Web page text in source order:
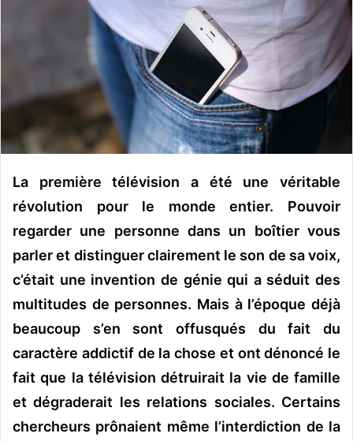
e
c
o
u
La première télévision a été une véritable
révolution pour le monde entier. Pouvoir
regarder une personne dans un boîtier vous
parler et distinguer clairement le son de sa voix,
c’était une invention de génie qui a séduit des
multitudes de personnes. Mais à l’époque déjà
beaucoup s’en sont offusqués du fait du
caractère addictif de la chose et ont dénoncé le
fait que la télévision détruirait la vie de famille
et dégraderait les relations sociales. Certains
chercheurs prônaient même l’interdiction de la